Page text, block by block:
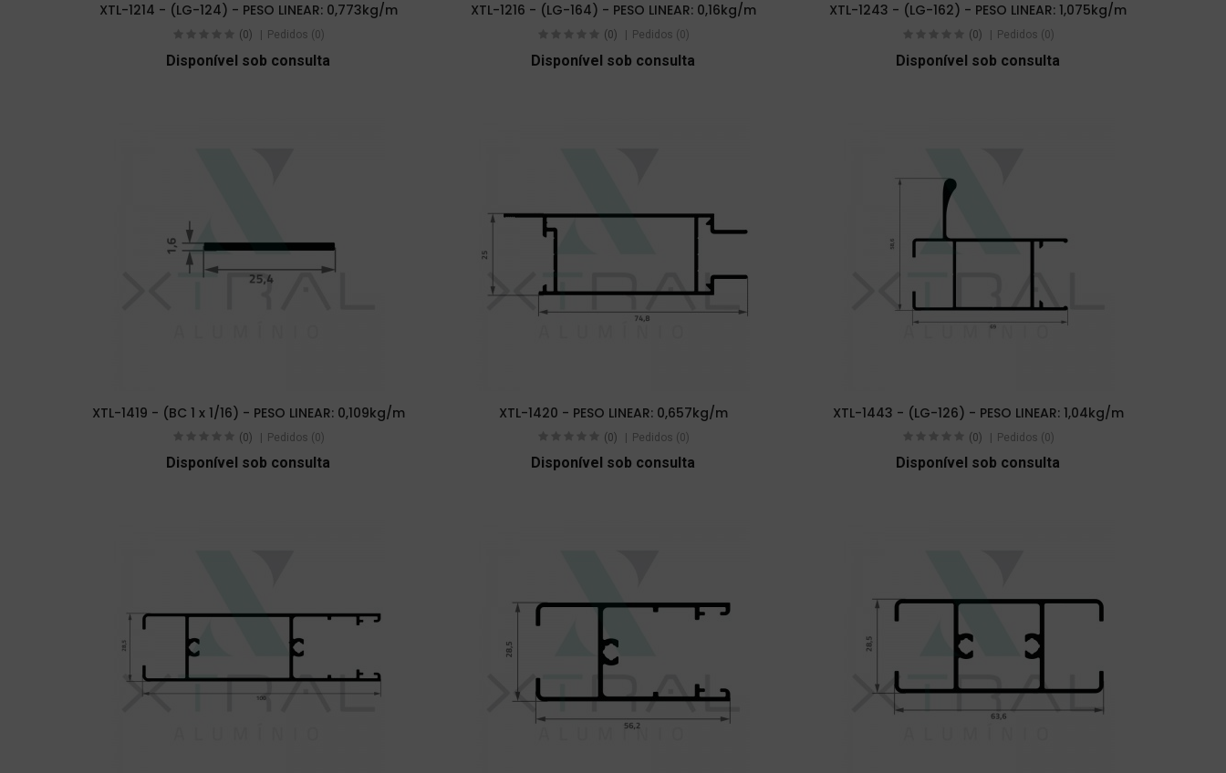
XTL-1214 - (LG-124) - PESO LINEAR: 0,773kg/m
(0) Pedidos (0)
Disponível sob consulta
XTL-1216 - (LG-164) - PESO LINEAR: 0,16kg/m
(0) Pedidos (0)
Disponível sob consulta
XTL-1243 - (LG-162) - PESO LINEAR: 1,075kg/m
(0) Pedidos (0)
Disponível sob consulta
XTL-1419 - (BC 1 x 1/16) - PESO LINEAR: 0,109kg/m
(0) Pedidos (0)
Disponível sob consulta
XTL-1420 - PESO LINEAR: 0,657kg/m
(0) Pedidos (0)
Disponível sob consulta
XTL-1443 - (LG-126) - PESO LINEAR: 1,04kg/m
(0) Pedidos (0)
Disponível sob consulta